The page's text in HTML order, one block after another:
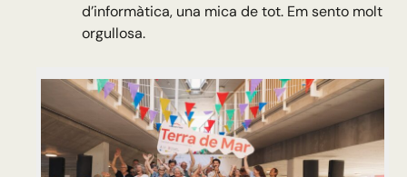
d’informàtica, una mica de tot. Em sento molt
orgullosa.